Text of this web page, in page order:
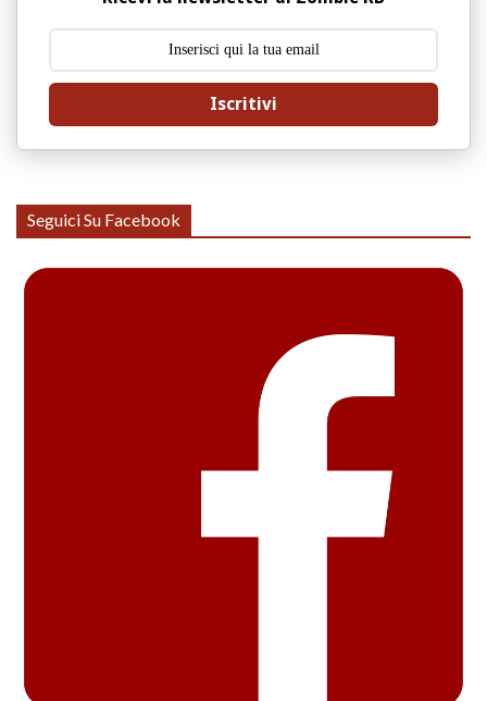
Iscritivi
Seguici Su Facebook